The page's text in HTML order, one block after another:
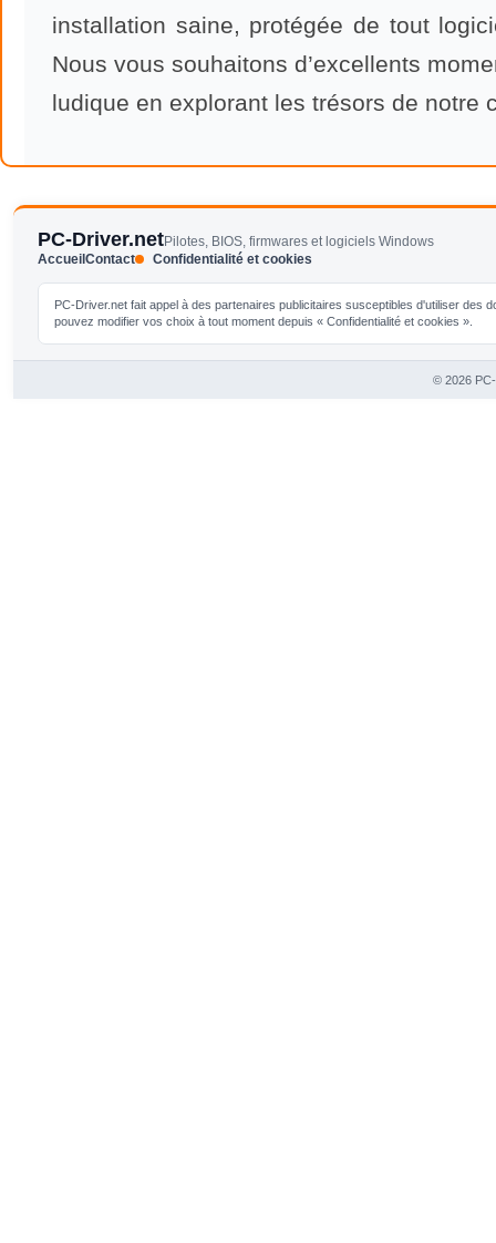
installation saine, protégée de tout
Nous vous souhaitons d’excellents
ludique en explorant les trésors de notre
PC-Driver.netPilotes, BIOS, firmwares et logiciels Windows
Accueil Contact Confidentialité et cookies
PC-Driver.net fait appel à des partenaires publicitaires susceptibles d'utiliser
pouvez modifier vos choix à tout moment depuis « Confidentialité et cookies ».
© 2026